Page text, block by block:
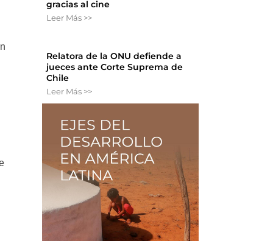
gracias al cine
Leer Más >>
Relatora de la ONU defiende a
jueces ante Corte Suprema de
Chile
Leer Más >>